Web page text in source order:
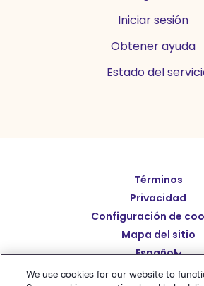
Iniciar sesión
Obtener ayuda
Estado del
Términos
Privacidad
Configuración de
Mapa del sitio
Español
English
Deutsch
繁體中文
简体中文
日本語
We use cookies for our website to